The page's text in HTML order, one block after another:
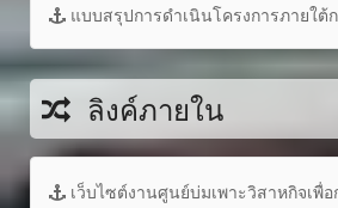
แบบสรุปการดำเนินโครงการภายใต้
ลิงค์ภายใน
เว็บไซต์งานศูนย์บ่มเพาะวิสาหกิจเพื่